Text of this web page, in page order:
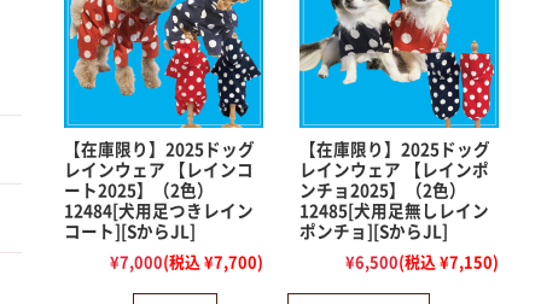
【在庫限り】2025ドッグ
レインウェア 【レインコ
ート2025】（2色）
12484[犬用足つきレイン
コート][SからJL]
¥7,000(税込 ¥7,700)
【在庫限り】2025ドッグ
レインウェア 【レインポ
ンチョ2025】（2色）
12485[犬用足無しレイン
ポンチョ][SからJL]
¥6,500(税込 ¥7,150)